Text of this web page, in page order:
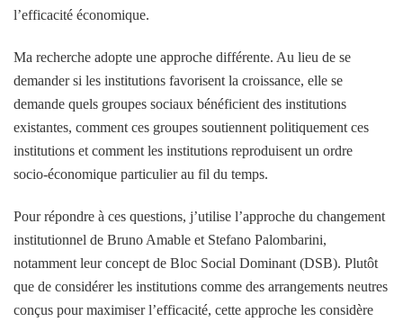
l’efficacité économique.
Ma recherche adopte une approche différente. Au lieu de se
demander si les institutions favorisent la croissance, elle se
demande quels groupes sociaux bénéficient des institutions
existantes, comment ces groupes soutiennent politiquement ces
institutions et comment les institutions reproduisent un ordre
socio-économique particulier au fil du temps.
Pour répondre à ces questions, j’utilise l’approche du changement
institutionnel de Bruno Amable et Stefano Palombarini,
notamment leur concept de Bloc Social Dominant (DSB). Plutôt
que de considérer les institutions comme des arrangements neutres
conçus pour maximiser l’efficacité, cette approche les considère